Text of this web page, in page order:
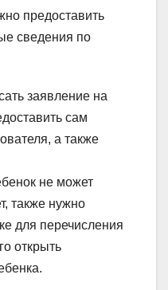
предоставить
сведения по
заявление на
сам
а также
не может
также нужно
для перечисления
открыть